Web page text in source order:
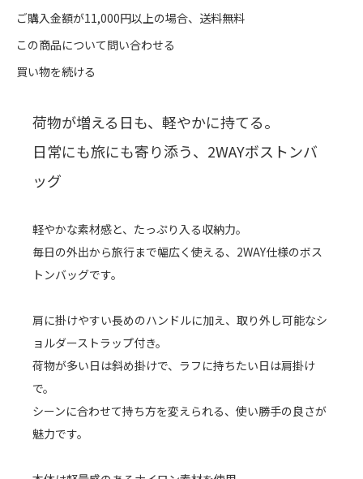
ご購入金額が11,000円以上の場合、送料無料
この商品について問い合わせる
買い物を続ける
荷物が増える日も、軽やかに持てる。
日常にも旅にも寄り添う、2WAYボストンバ
ッグ
軽やかな素材感と、たっぷり入る収納力。
毎日の外出から旅行まで幅広く使える、2WAY仕様のボス
トンバッグです。
肩に掛けやすい長めのハンドルに加え、取り外し可能なシ
ョルダーストラップ付き。
荷物が多い日は斜め掛けで、ラフに持ちたい日は肩掛け
で。
シーンに合わせて持ち方を変えられる、使い勝手の良さが
魅力です。